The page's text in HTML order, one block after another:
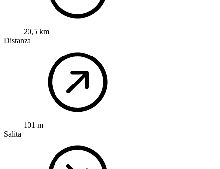
20,5 km
Distanza
101 m
Salita